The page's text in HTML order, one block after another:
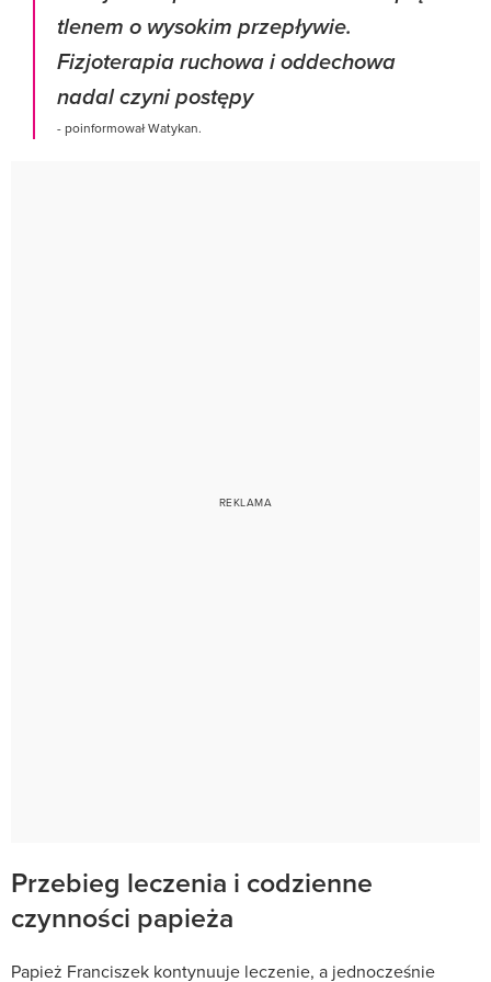
tlenem o wysokim przepływie.
Fizjoterapia ruchowa i oddechowa
nadal czyni postępy
- poinformował Watykan.
Przebieg leczenia i codzienne
czynności papieża
Papież Franciszek kontynuuje leczenie, a jednocześnie